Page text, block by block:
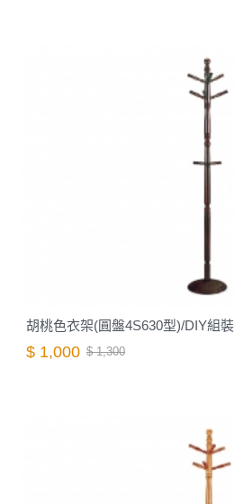
胡桃色衣架(圓盤4S630型)/DIY組裝
$ 1,000 $ 1,300